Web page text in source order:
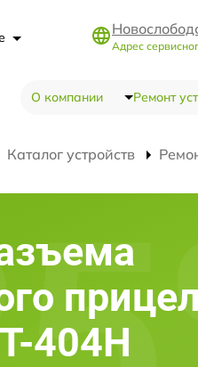
Адрес
О компании Ремонт
Каталог устройств
404H